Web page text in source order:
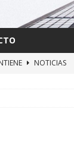
NOTICIAS